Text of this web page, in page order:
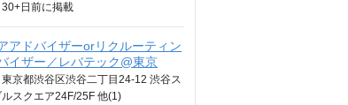
30+日 前に掲載
アドバイザーorリクルーティン
イザー／レバテック@東京
京都渋谷区渋谷二丁目24-12 渋谷ス
スクエア24F/25F 他(1)